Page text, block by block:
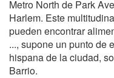
Metro North de Park
Harlem. Este
pueden encontrar
..., supone un punto de
hispana de la ciudad,
Barrio.